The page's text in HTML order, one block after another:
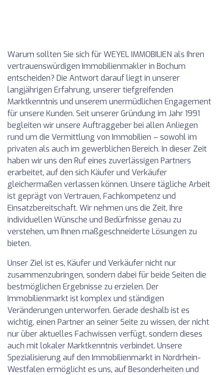
Warum sollten Sie sich für WEYEL IMMOBILIEN als Ihren
vertrauenswürdigen Immobilienmakler in Bochum
entscheiden? Die Antwort darauf liegt in unserer
langjährigen Erfahrung, unserer tiefgreifenden
Marktkenntnis und unserem unermüdlichen Engagement
für unsere Kunden. Seit unserer Gründung im Jahr 1991
begleiten wir unsere Auftraggeber bei allen Anliegen
rund um die Vermittlung von Immobilien – sowohl im
privaten als auch im gewerblichen Bereich. In dieser Zeit
haben wir uns den Ruf eines zuverlässigen Partners
erarbeitet, auf den sich Käufer und Verkäufer
gleichermaßen verlassen können. Unsere tägliche Arbeit
ist geprägt von Vertrauen, Fachkompetenz und
Einsatzbereitschaft. Wir nehmen uns die Zeit, Ihre
individuellen Wünsche und Bedürfnisse genau zu
verstehen, um Ihnen maßgeschneiderte Lösungen zu
bieten.
Unser Ziel ist es, Käufer und Verkäufer nicht nur
zusammenzubringen, sondern dabei für beide Seiten die
bestmöglichen Ergebnisse zu erzielen. Der
Immobilienmarkt ist komplex und ständigen
Veränderungen unterworfen. Gerade deshalb ist es
wichtig, einen Partner an seiner Seite zu wissen, der nicht
nur über aktuelles Fachwissen verfügt, sondern dieses
auch mit lokaler Marktkenntnis verbindet. Unsere
Spezialisierung auf den Immobilienmarkt in Nordrhein-
Westfalen ermöglicht es uns, auf Besonderheiten und